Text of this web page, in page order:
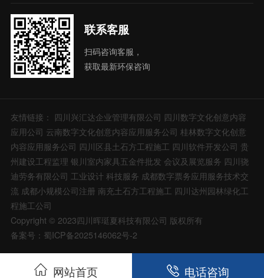
联系客服
扫码咨询客服，
获取最新环保咨询
友情链接： 四川兴汇达企业管理有限公司 四川数字文化创意内容
应用公司 云南数字文化创意内容应用服务公司 桂林数字文化创意
内容应用服务公司 四川区县土石方工程施工 四川软件开发公司 贵
州建设工程监理 银川室内家具五金件批发 会议及展览服务 四川骁
迪劳务有限公司 工业设计 科技服务 成都数字票务应用服务技术交
流 成都小规模公司注册 南充土石方工程施工 四川达州园林绿化工
程施工公司
Copyright © 2023四川晖珽夏科技有限公司 版权所有
备案号：蜀ICP备2025146062号-2
网站首页 电话咨询